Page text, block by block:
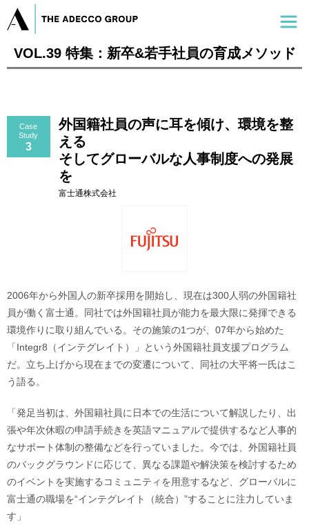
VOL.39 特集：新卒&若手社員の育成メソッド
Case
Study
3
外国籍社員の声に耳を傾け、環境を整
える
そしてグローバルな人事制度への発展
を
富士通株式会社
2006年から外国人の新卒採用を開始し、現在は300人弱の外国籍社
員が働く富士通。同社では外国籍社員が能力を最大限に発揮できる
環境作りに取り組んでいる。その施策の1つが、07年から始めた
「Integr8（インテグレイト）」という外国籍社員支援プログラム
だ。立ち上げから現在までの変遷について、同社の大平将一氏はこ
う語る。
「発足当初は、外国籍社員に日本での生活について解説したり、出
張や年次休暇の申請手続きを英語マニュアルで提供するなど人事的
なサポート体制の整備などを行っていました。今では、外国籍社員
のバックグラウンドに応じて、異なる課題や解決策を検討するため
のイベントを実施するコミュニティを用意するなど、グローバルに
富士通の職場を“インテグレイト（統合）”することに注力していま
す」